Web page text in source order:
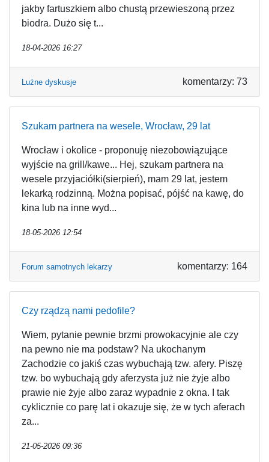
jakby fartuszkiem albo chustą przewieszoną przez
biodra. Dużo się t...
18-04-2026 16:27
Luźne dyskusje komentarzy: 73
Szukam partnera na wesele, Wrocław, 29 lat
Wrocław i okolice - proponuję niezobowiązujące
wyjście na grill/kawe... Hej, szukam partnera na
wesele przyjaciółki(sierpień), mam 29 lat, jestem
lekarką rodzinną. Można popisać, pójść na kawę, do
kina lub na inne wyd...
18-05-2026 12:54
Forum samotnych lekarzy komentarzy: 164
Czy rządzą nami pedofile?
Wiem, pytanie pewnie brzmi prowokacyjnie ale czy
na pewno nie ma podstaw? Na ukochanym
Zachodzie co jakiś czas wybuchają tzw. afery. Piszę
tzw. bo wybuchają gdy aferzysta już nie żyje albo
prawie nie żyje albo zaraz wypadnie z okna. I tak
cyklicznie co parę lat i okazuje się, że w tych aferach
za...
21-05-2026 09:36